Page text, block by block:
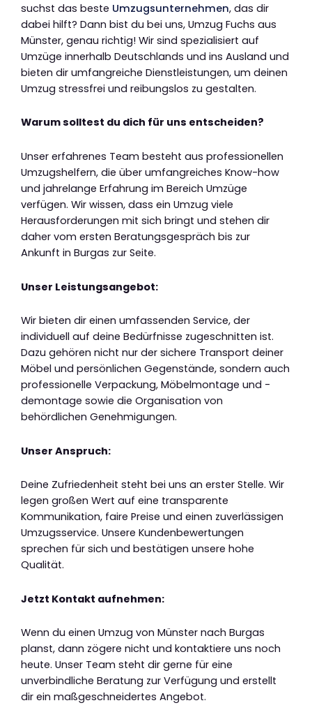
suchst das beste Umzugsunternehmen, das dir
dabei hilft? Dann bist du bei uns, Umzug Fuchs aus
Münster, genau richtig! Wir sind spezialisiert auf
Umzüge innerhalb Deutschlands und ins Ausland und
bieten dir umfangreiche Dienstleistungen, um deinen
Umzug stressfrei und reibungslos zu gestalten.
Warum solltest du dich für uns entscheiden?
Unser erfahrenes Team besteht aus professionellen
Umzugshelfern, die über umfangreiches Know-how
und jahrelange Erfahrung im Bereich Umzüge
verfügen. Wir wissen, dass ein Umzug viele
Herausforderungen mit sich bringt und stehen dir
daher vom ersten Beratungsgespräch bis zur
Ankunft in Burgas zur Seite.
Unser Leistungsangebot:
Wir bieten dir einen umfassenden Service, der
individuell auf deine Bedürfnisse zugeschnitten ist.
Dazu gehören nicht nur der sichere Transport deiner
Möbel und persönlichen Gegenstände, sondern auch
professionelle Verpackung, Möbelmontage und -
demontage sowie die Organisation von
behördlichen Genehmigungen.
Unser Anspruch:
Deine Zufriedenheit steht bei uns an erster Stelle. Wir
legen großen Wert auf eine transparente
Kommunikation, faire Preise und einen zuverlässigen
Umzugsservice. Unsere Kundenbewertungen
sprechen für sich und bestätigen unsere hohe
Qualität.
Jetzt Kontakt aufnehmen:
Wenn du einen Umzug von Münster nach Burgas
planst, dann zögere nicht und kontaktiere uns noch
heute. Unser Team steht dir gerne für eine
unverbindliche Beratung zur Verfügung und erstellt
dir ein maßgeschneidertes Angebot.